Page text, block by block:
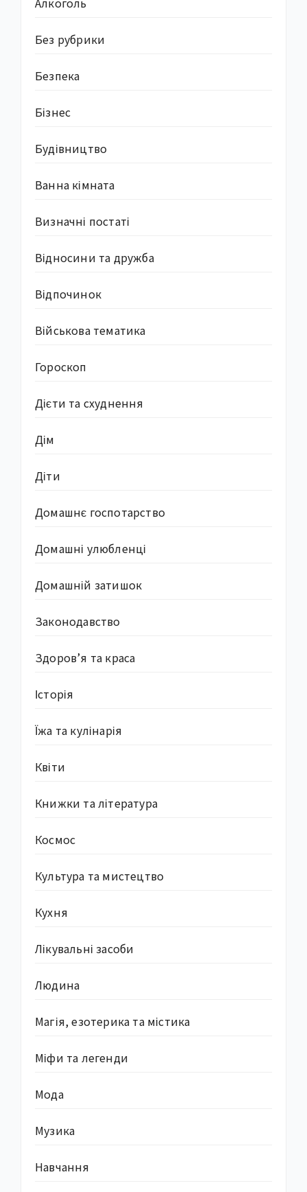
Без рубрики
Безпека
Бізнес
Будівництво
Ванна кімната
Визначні постаті
Відносини та дружба
Відпочинок
Військова тематика
Гороскоп
Дієти та схуднення
Дім
Діти
Домашнє госпотарство
Домашні улюбленці
Домашній затишок
Законодавство
Здоров’я та краса
Історія
Їжа та кулінарія
Квіти
Книжки та література
Космос
Культура та мистецтво
Кухня
Лікувальні засоби
Людина
Магія, езотерика та містика
Міфи та легенди
Мода
Музика
Навчання